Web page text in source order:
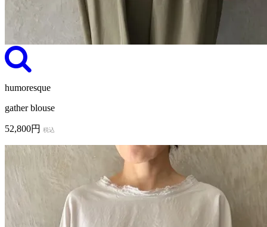
humoresque
gather blouse
52,800円 税込